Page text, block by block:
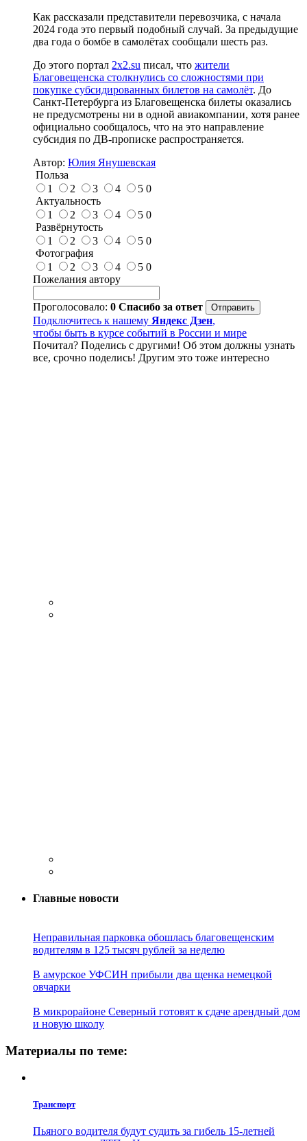
Как рассказали представители перевозчика, с начала
2024 года это первый подобный случай. За предыдущие
два года о бомбе в самолётах сообщали шесть раз.
До этого портал 2x2.su писал, что жители
Благовещенска столкнулись со сложностями при
покупке субсидированных билетов на самолёт. До
Санкт-Петербурга из Благовещенска билеты оказались
не предусмотрены ни в одной авиакомпании, хотя ранее
официально сообщалось, что на это направление
субсидия по ДВ-прописке распространяется.
Автор: Юлия Янушевская
Польза
1
2 3 4 5 0
Актуальность
1
2 3 4 5 0
Развёрнутость
1
2 3 4 5 0
Фотография
1
2 3 4 5 0
Пожелания автору
Проголосовало: 0 Спасибо за ответ
Подключитесь к нашему Яндекс Дзен,
чтобы быть в курсе событий в России и мире
Почитал? Поделись с другими! Об этом должны узнать
все, срочно поделись! Другим это тоже интересно
Главные новости
Неправильная парковка обошлась благовещенским
водителям в 125 тысяч рублей за неделю
В амурское УФСИН прибыли два щенка немецкой
овчарки
В микрорайоне Северный готовят к сдаче арендный дом
и новую школу
Материалы по теме:
Транспорт
Пьяного водителя будут судить за гибель 15-летней